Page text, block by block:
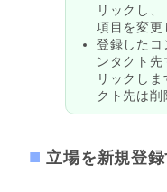
リックし
項目を変更
登録したコ
ンタクト
リックし
クト先は削
立場を新規登